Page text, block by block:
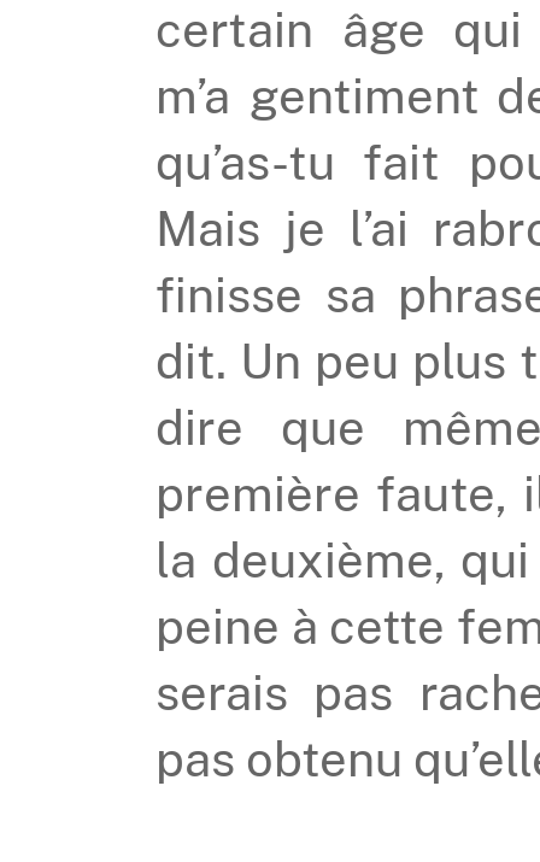
certain âge
m’a gentiment
qu’as-tu fait
Mais je l’ai
finisse sa
dit. Un peu plus
dire que
première faute,
la deuxième,
peine à cette
serais pas
pas obtenu